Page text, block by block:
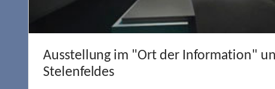
Ausstellung im "Ort der Information"
Stelenfeldes